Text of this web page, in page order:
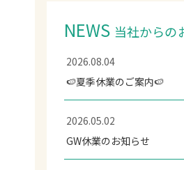
NEWS 当社からの
2026.08.04
🍉夏季休業のご案内🍉
2026.05.02
GW休業のお知らせ